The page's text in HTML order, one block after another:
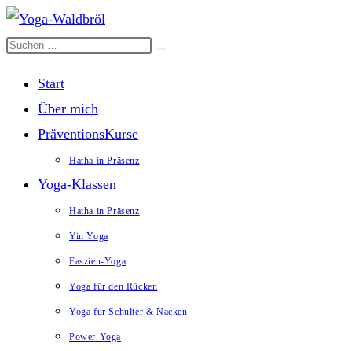
Zum
Inhalt
Diese
durchsuchen
Start
Über mich
PräventionsKurse
Hatha in Präsenz
Yoga-Klassen
Hatha in Präsenz
Yin Yoga
Faszien-Yoga
Yoga für den Rücken
Yoga für Schulter & Nacken
Power-Yoga